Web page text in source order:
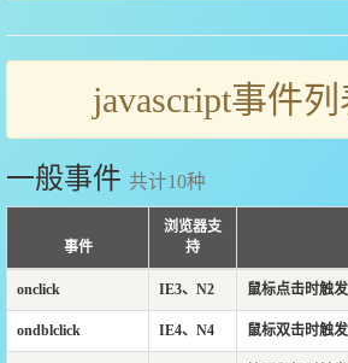
javascript事件
一般事件 共计10种
事件
浏览器支
持
onclick IE3、N2 鼠标点击时触
ondblclick IE4、N4 鼠标双击时触